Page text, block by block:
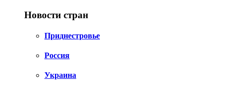
Новости стран
Приднестровье
Россия
Украина